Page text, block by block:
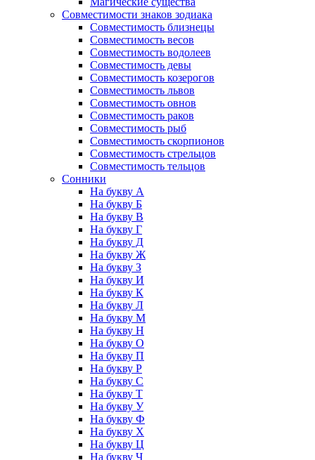
Совместимости знаков зодиака
Совместимость близнецы
Совместимость весов
Совместимость водолеев
Совместимость девы
Совместимость козерогов
Совместимость львов
Совместимость овнов
Совместимость раков
Совместимость рыб
Совместимость скорпионов
Совместимость стрельцов
Совместимость тельцов
Сонники
На букву А
На букву Б
На букву В
На букву Г
На букву Д
На букву Ж
На букву З
На букву И
На букву К
На букву Л
На букву М
На букву Н
На букву О
На букву П
На букву Р
На букву С
На букву Т
На букву У
На букву Ф
На букву Х
На букву Ц
На букву Ч